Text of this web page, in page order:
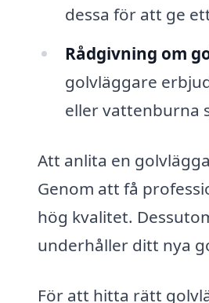
dessa för att ge
Rådgivning om
golvläggare
eller vattenburna
Att anlita en
Genom att få
hög kvalitet.
underhåller ditt nya
För att hitta rätt